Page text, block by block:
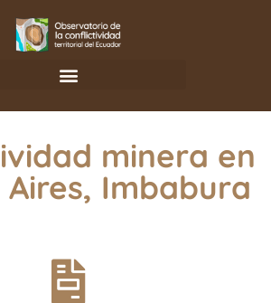
minera en
Aires, Imbabura